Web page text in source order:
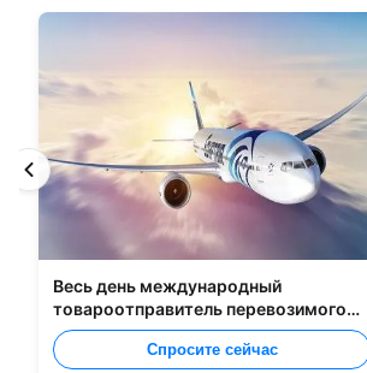
Весь день международный
товароотправитель перевозимого
самолетами груза от Китая к Маниле
Спросите сейчас